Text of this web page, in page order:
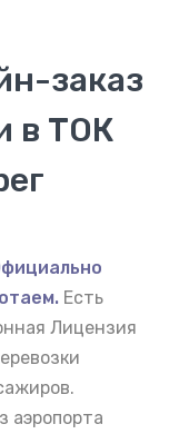
заказ
в ТОК
Есть
Лицензия
аэропорта